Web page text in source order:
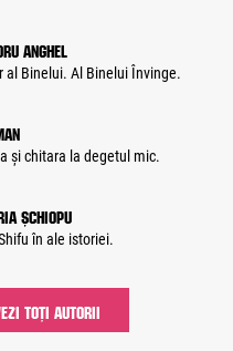
Anghel
al Binelui. Al Binelui Învinge.
și chitara la degetul mic.
Șchiopu
în ale istoriei.
TOȚI AUTORII